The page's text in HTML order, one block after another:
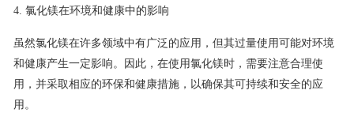
4. 氯化镁在环境和健康中的影响
虽然氯化镁在许多领域中有广泛的应用，但其过量使用可能对环境
和健康产生一定影响。因此，在使用氯化镁时，需要注意合理使
用，并采取相应的环保和健康措施，以确保其可持续和安全的应
用。